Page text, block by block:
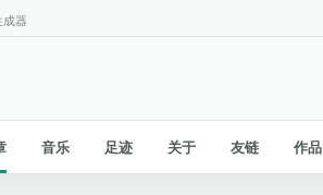
器
音乐 足迹 关于 友链 作品